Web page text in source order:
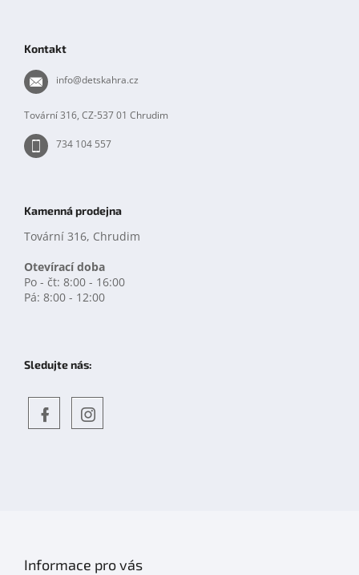
Kontakt
info@detskahra.cz
Tovární 316, CZ-537 01 Chrudim
734 104 557
Kamenná prodejna
Tovární 316, Chrudim
Otevírací doba
Po - čt: 8:00 - 16:00
Pá: 8:00 - 12:00
Sledujte nás:
Informace pro vás